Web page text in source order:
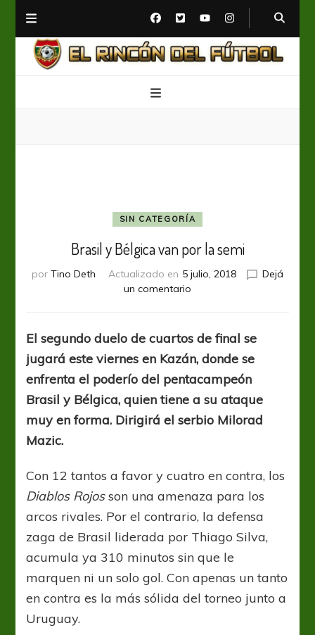
SIN CATEGORÍA
Brasil y Bélgica van por la semi
por Tino Deth Actualizado en 5 julio, 2018
Dejá
un comentario
Bélgica
van
por
la
El segundo duelo de cuartos de final se
jugará este viernes en Kazán, donde se
enfrenta el poderío del pentacampeón
Brasil y Bélgica, quien tiene a su ataque
muy en forma. Dirigirá el serbio Milorad
Mazic.
Con 12 tantos a favor y cuatro en contra, los
Diablos Rojosson una amenaza para los
arcos rivales. Por el contrario, la defensa
zaga de Brasil liderada por Thiago Silva,
acumula ya 310 minutos sin que le
marquen ni un solo gol. Con apenas un tanto
en contra es la más sólida del torneo junto a
Uruguay.